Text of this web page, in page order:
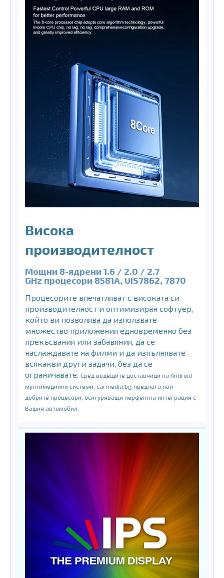
Висока
производителност
Мощни 8-ядрени 1.6 / 2.0 / 2.7
GHz процесори 8581A, UIS7862, 7870
Процесорите впечатляват с високата си
производителност и оптимизиран софтуер,
който ви позволява да използвате
множество приложения едновременно без
прекъсвания или забавяния, да се
наслаждавате на филми и да изпълнявате
всякакви други задачи, без да се
ограничавате. Сред водещите доставчици на Android
мултимедийни системи, carmedia.bg предлага най-
добрите процесори, осигуряващи перфектна интеграция с
Вашия автомобил.